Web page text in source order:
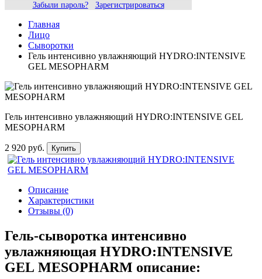
Забыли пароль?
Зарегистрироваться
Главная
Лицо
Сыворотки
Гель интенсивно увлажняющий HYDRO:INTENSIVE
GEL MESOPHARM
Гель интенсивно увлажняющий HYDRO:INTENSIVE GEL
MESOPHARM
2 920 руб. Купить
Описание
Характеристики
Отзывы (0)
Гель-сыворотка интенсивно
увлажняющая HYDRO:INTENSIVE
GEL MESOPHARM описание: